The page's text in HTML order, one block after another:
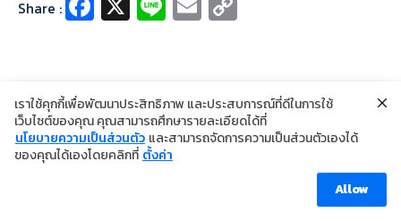
Share :
ce
o
o
k
n m
l y
Li
n
©2024 Copyright Institute of Dermatology Thailand
นโยบายการคุ้มครองข้อมูลส่วนบุคคล
Visitor [ahc_total_visits]
เราใช้คุกกี้เพื่อพัฒนาประสิทธิภาพ และประสบการณ์ที่ดีในการใช้
เว็บไซต์ของคุณ คุณสามารถศึกษารายละเอียดได้ที่
นโยบายความเป็นส่วนตัว และสามารถจัดการความเป็นส่วนตัวเองได้
ของคุณได้เองโดยคลิกที่ ตั้งค่า
Allow